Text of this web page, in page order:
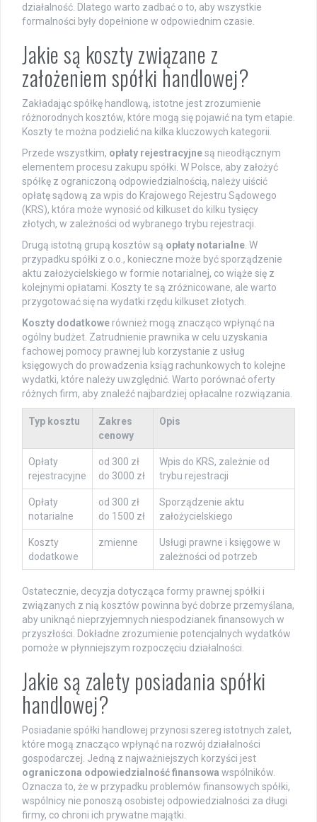
działalność. Dlatego warto zadbać o to, aby wszystkie
formalności były dopełnione w odpowiednim czasie.
Jakie są koszty związane z
założeniem spółki handlowej?
Zakładając spółkę handlową, istotne jest zrozumienie
różnorodnych kosztów, które mogą się pojawić na tym etapie.
Koszty te można podzielić na kilka kluczowych kategorii.
Przede wszystkim, opłaty rejestracyjnesą nieodłącznym
elementem procesu zakupu spółki. W Polsce, aby założyć
spółkę z ograniczoną odpowiedzialnością, należy uiścić
opłatę sądową za wpis do Krajowego Rejestru Sądowego
(KRS), która może wynosić od kilkuset do kilku tysięcy
złotych, w zależności od wybranego trybu rejestracji.
Drugą istotną grupą kosztów są opłaty notarialne. W
przypadku spółki z o.o., konieczne może być sporządzenie
aktu założycielskiego w formie notarialnej, co wiąże się z
kolejnymi opłatami. Koszty te są zróżnicowane, ale warto
przygotować się na wydatki rzędu kilkuset złotych.
Koszty dodatkowe również mogą znacząco wpłynąć na
ogólny budżet. Zatrudnienie prawnika w celu uzyskania
fachowej pomocy prawnej lub korzystanie z usług
księgowych do prowadzenia ksiąg rachunkowych to kolejne
wydatki, które należy uwzględnić. Warto porównać oferty
różnych firm, aby znaleźć najbardziej opłacalne rozwiązania.
Typ kosztu
Zakres
cenowy
Opis
Opłaty
rejestracyjne
od 300 zł
do 3000 zł
Wpis do KRS, zależnie od
trybu rejestracji
Opłaty
notarialne
od 300 zł
do 1500 zł
Sporządzenie aktu
założycielskiego
Koszty
dodatkowe
zmienne
Usługi prawne i księgowe w
zależności od potrzeb
Ostatecznie, decyzja dotycząca formy prawnej spółki i
związanych z nią kosztów powinna być dobrze przemyślana,
aby uniknąć nieprzyjemnych niespodzianek finansowych w
przyszłości. Dokładne zrozumienie potencjalnych wydatków
pomoże w płynniejszym rozpoczęciu działalności.
Jakie są zalety posiadania spółki
handlowej?
Posiadanie spółki handlowej przynosi szereg istotnych zalet,
które mogą znacząco wpłynąć na rozwój działalności
gospodarczej. Jedną z najważniejszych korzyści jest
ograniczona odpowiedzialność finansowa wspólników.
Oznacza to, że w przypadku problemów finansowych spółki,
wspólnicy nie ponoszą osobistej odpowiedzialności za długi
firmy, co chroni ich prywatne majątki.